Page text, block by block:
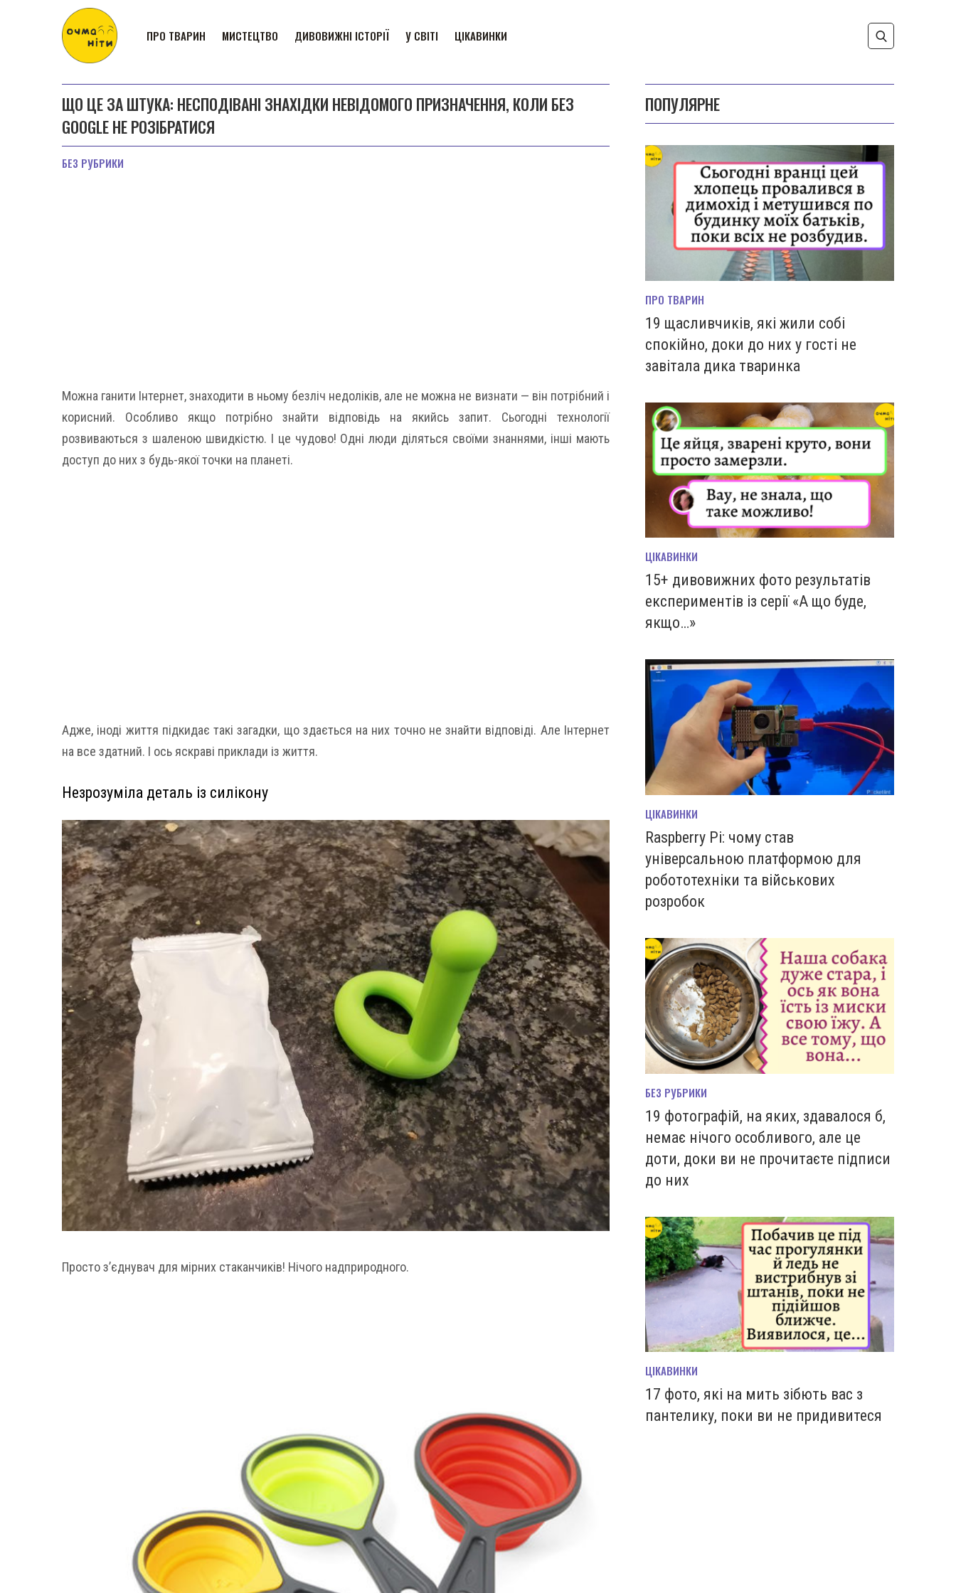
ПРО ТВАРИН МИСТЕЦТВО ДИВОВИЖНІ ІСТОРІЇ У СВІТІ ЦІКАВИНКИ
ЩО ЦЕ ЗА ШТУКА: НЕСПОДІВАНІ ЗНАХІДКИ НЕВІДОМОГО ПРИЗНАЧЕННЯ, КОЛИ БЕЗ
GOOGLE НЕ РОЗІБРАТИСЯ
БЕЗ РУБРИКИ
Можна ганити Інтернет, знаходити в ньому безліч недоліків, але не можна не визнати — він потрібний і
корисний. Особливо якщо потрібно знайти відповідь на якийсь запит. Сьогодні технології
розвиваються з шаленою швидкістю. І це чудово! Одні люди діляться своїми знаннями, інші мають
доступ до них з будь-якої точки на планеті.
Адже, іноді життя підкидає такі загадки, що здається на них точно не знайти відповіді. Але Інтернет
на все здатний. І ось яскраві приклади із життя.
Незрозуміла деталь із силікону
Просто з’єднувач для мірних стаканчиків! Нічого надприродного.
ПОПУЛЯРНЕ
ПРО ТВАРИН
19 щасливчиків, які жили собі
спокійно, доки до них у гості не
завітала дика тваринка
ЦІКАВИНКИ
15+ дивовижних фото результатів
експериментів із серії «А що буде,
якщо…»
ЦІКАВИНКИ
Raspberry Pi: чому став
універсальною платформою для
робототехніки та військових
розробок
БЕЗ РУБРИКИ
19 фотографій, на яких, здавалося б,
немає нічого особливого, але це
доти, доки ви не прочитаєте підписи
до них
ЦІКАВИНКИ
17 фото, які на мить зiбють вас з
пантелику, поки ви не придивитеся